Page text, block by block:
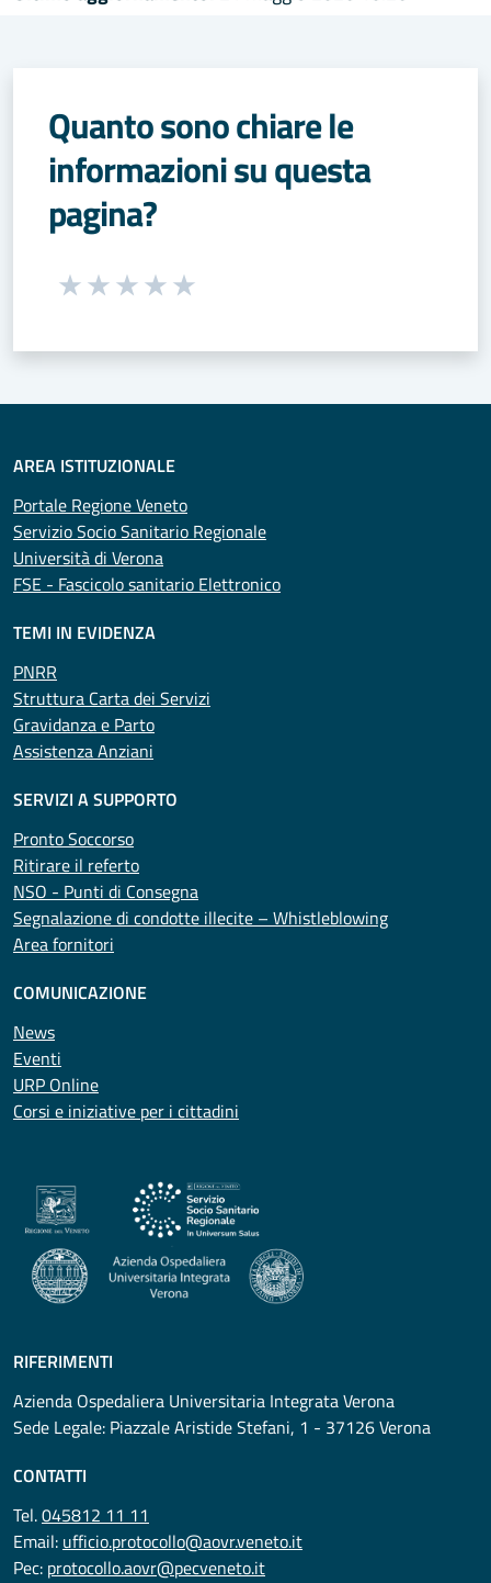
Quanto sono chiare le
informazioni su questa
pagina?
Seleziona una valutazione da 1 a 5 stelle
AREA ISTITUZIONALE
Portale Regione Veneto
Servizio Socio Sanitario Regionale
Università di Verona
FSE - Fascicolo sanitario Elettronico
TEMI IN EVIDENZA
PNRR
Struttura Carta dei Servizi
Gravidanza e Parto
Assistenza Anziani
SERVIZI A SUPPORTO
Pronto Soccorso
Ritirare il referto
NSO - Punti di Consegna
Segnalazione di condotte illecite – Whistleblowing
Area fornitori
COMUNICAZIONE
News
Eventi
URP Online
Corsi e iniziative per i cittadini
RIFERIMENTI
Azienda Ospedaliera Universitaria Integrata Verona
Sede Legale: Piazzale Aristide Stefani, 1 - 37126 Verona
CONTATTI
Tel.045812 11 11
Email: ufficio.protocollo@aovr.veneto.it
Pec: protocollo.aovr@pecveneto.it